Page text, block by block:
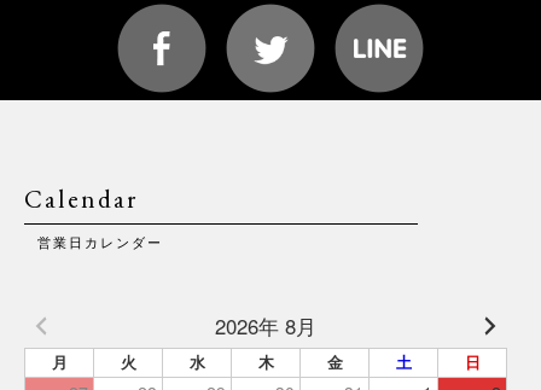
Calendar
営業日カレンダー
2026年 8月
月 火 水 木 金 土 日